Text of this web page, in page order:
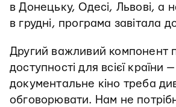
в Донецьку, Одесі, Львові, а
в грудні, програма завітала
Другий важливий компонент
доступності для всієї країни
документальне кіно треба
обговорювати. Нам не